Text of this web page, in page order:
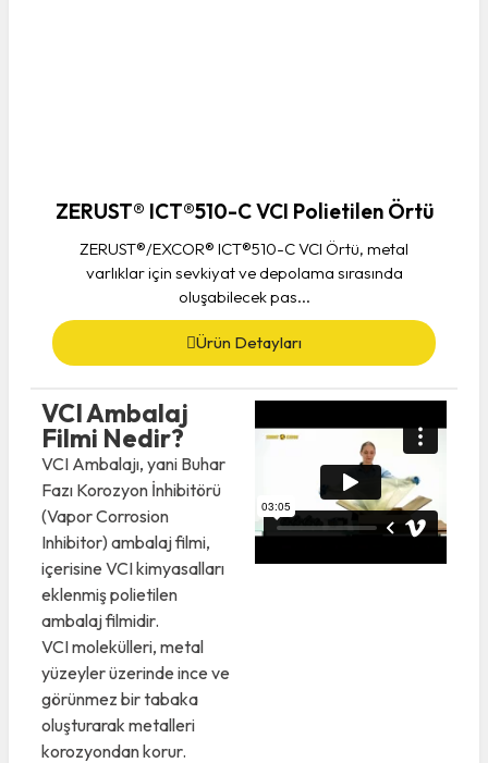
ZERUST® ICT®510-C VCI Polietilen Örtü
ZERUST®/EXCOR® ICT®510-C VCI Örtü, metal
varlıklar için sevkiyat ve depolama sırasında
oluşabilecek pas...
Ürün Detayları
VCI Ambalaj
Filmi Nedir?
VCI Ambalajı, yani Buhar
Fazı Korozyon İnhibitörü
(Vapor Corrosion
Inhibitor) ambalaj filmi,
içerisine VCI kimyasalları
eklenmiş polietilen
ambalaj filmidir.
VCI molekülleri, metal
yüzeyler üzerinde ince ve
görünmez bir tabaka
oluşturarak metalleri
korozyondan korur.